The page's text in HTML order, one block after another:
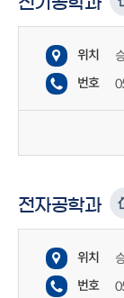
위치
번호
전자공학과
위치
번호